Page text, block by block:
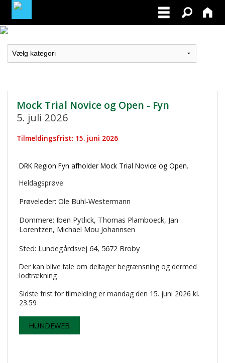
LOGIN / PROFIL
Mock Trial Novice og Open - Fyn
5. juli 2026
Tilmeldingsfrist: 15. juni 2026
DRK Region Fyn afholder Mock Trial Novice og Open.
Heldagsprøve.
Prøveleder: Ole Buhl-Westermann
Dommere: Iben Pytlick, Thomas Plamboeck, Jan
Lorentzen, Michael Mou Johannsen
Sted: Lundegårdsvej 64, 5672 Broby
Der kan blive tale om deltager begrænsning og dermed
lodtrækning
Sidste frist for tilmelding er mandag den 15. juni 2026 kl.
23.59
HUNDEWEB